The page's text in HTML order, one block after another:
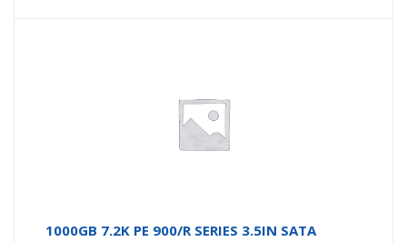
1000GB 7.2K PE 900/R SERIES 3.5IN SATA